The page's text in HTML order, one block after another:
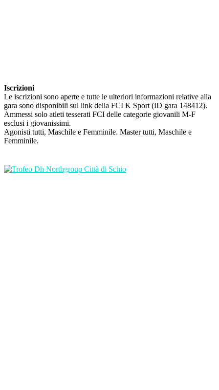
Iscrizioni
Le iscrizioni sono aperte e tutte le ulteriori informazioni relative alla
gara sono disponibili sul link della FCI K Sport (ID gara 148412).
Ammessi solo atleti tesserati FCI delle categorie giovanili M-F
esclusi i giovanissimi.
Agonisti tutti, Maschile e Femminile. Master tutti, Maschile e
Femminile.